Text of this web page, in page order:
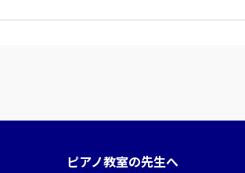
ピアノ教室の先生へ